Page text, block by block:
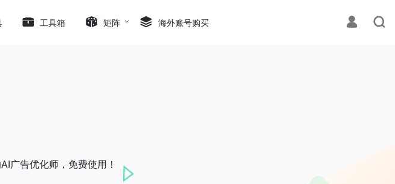
工具箱 矩阵 海外账号购买
广告优化师，免费使用！